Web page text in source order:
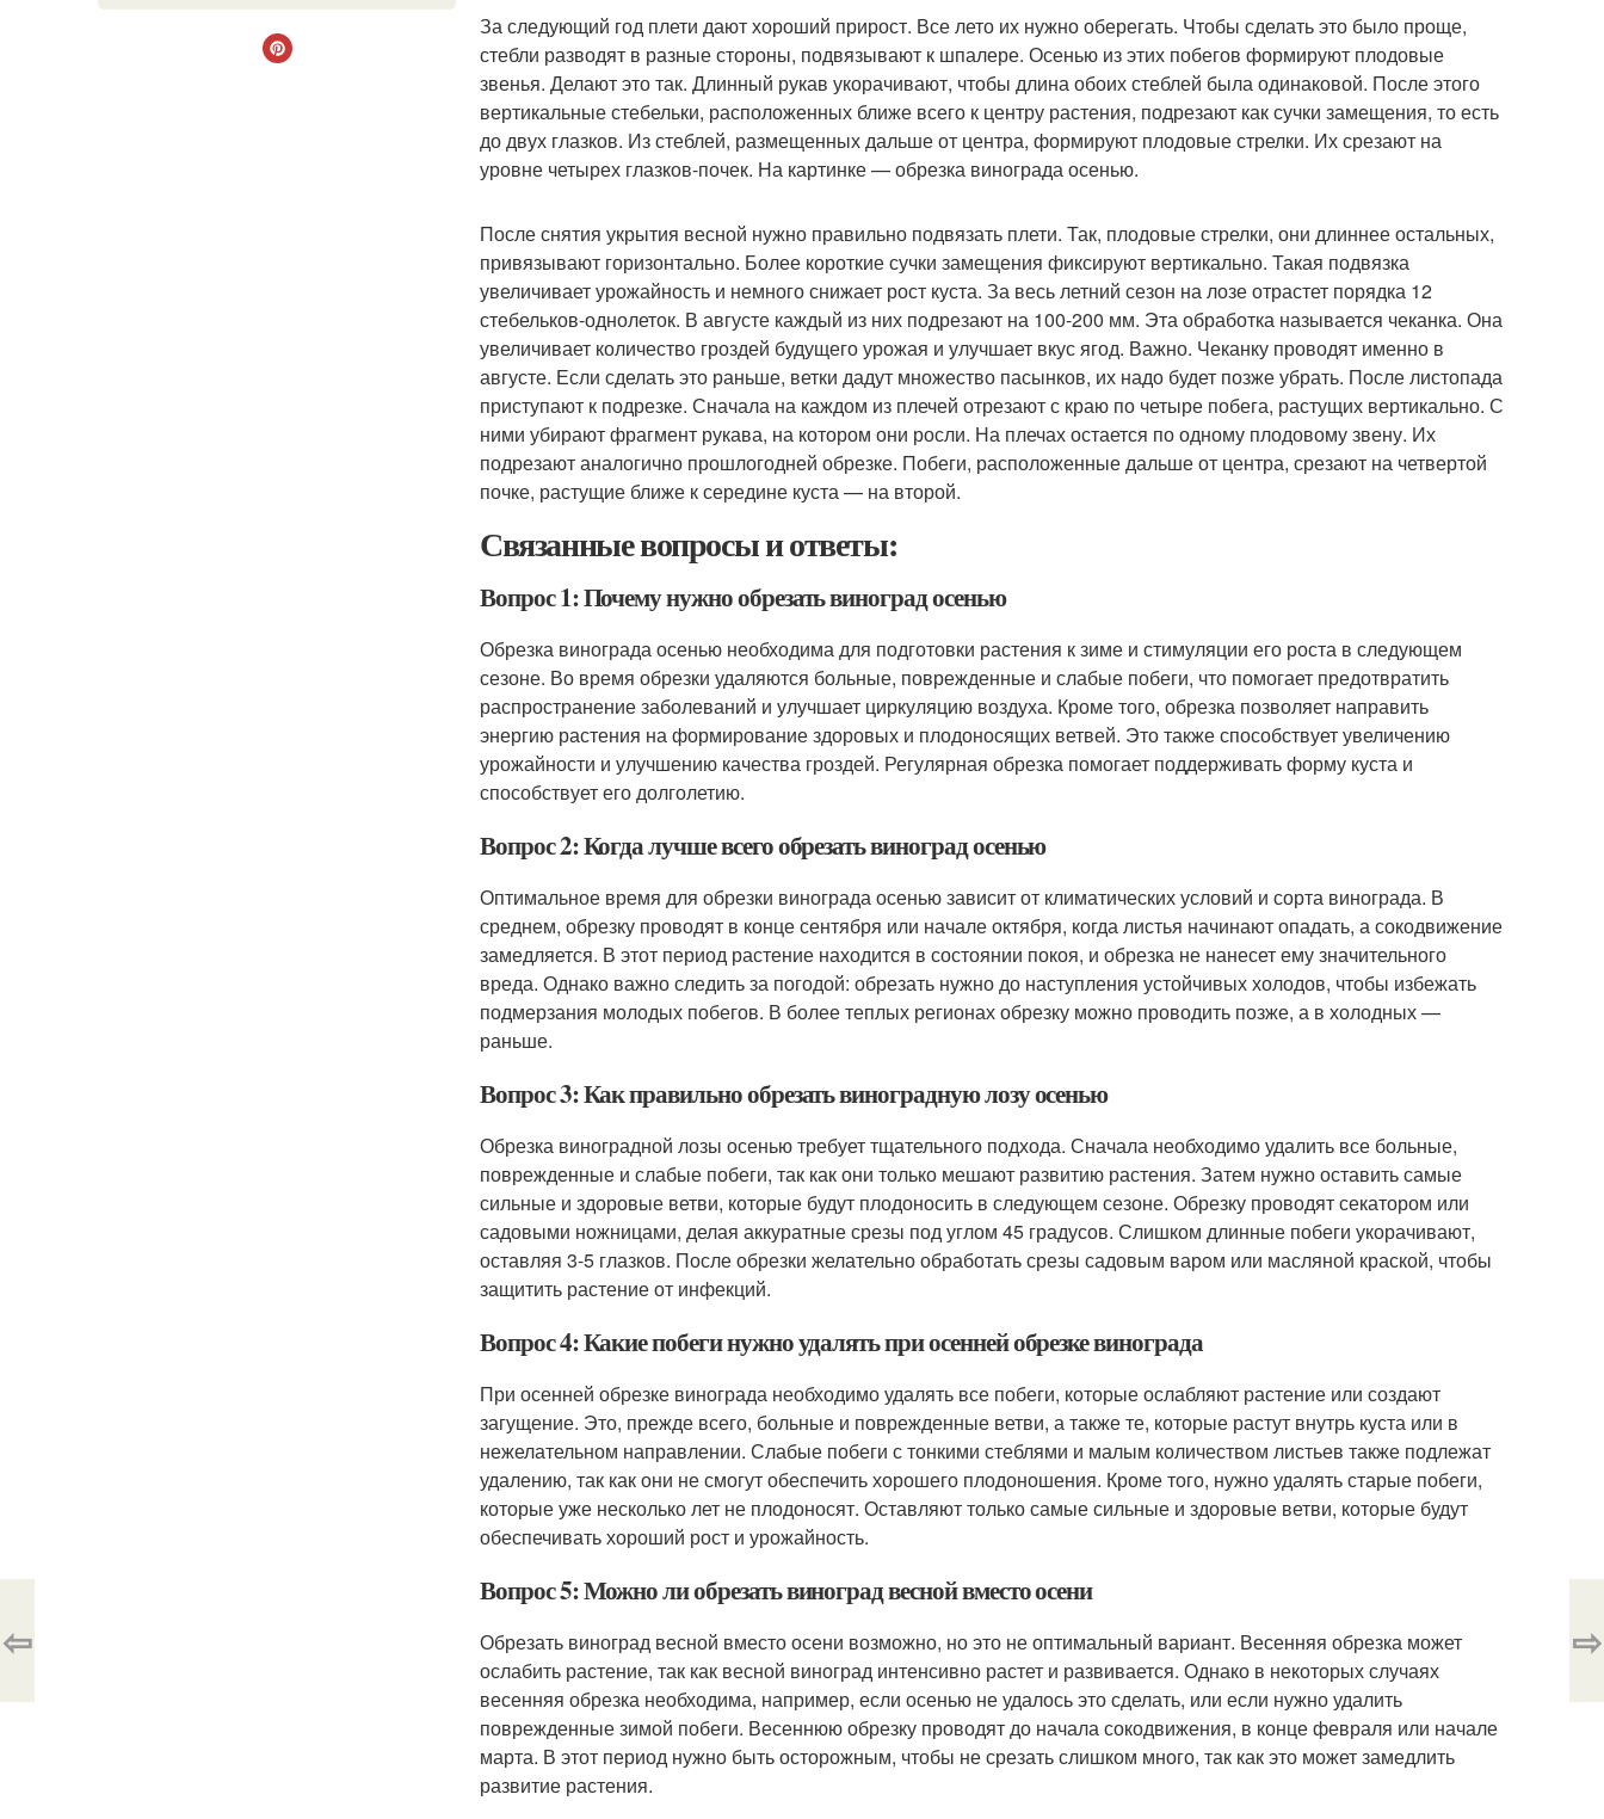
За следующий год плети дают хороший прирост. Все лето их нужно оберегать. Чтобы сделать это было проще,
стебли разводят в разные стороны, подвязывают к шпалере. Осенью из этих побегов формируют плодовые
звенья. Делают это так. Длинный рукав укорачивают, чтобы длина обоих стеблей была одинаковой. После этого
вертикальные стебельки, расположенных ближе всего к центру растения, подрезают как сучки замещения, то есть
до двух глазков. Из стеблей, размещенных дальше от центра, формируют плодовые стрелки. Их срезают на
уровне четырех глазков-почек. На картинке — обрезка винограда осенью.
После снятия укрытия весной нужно правильно подвязать плети. Так, плодовые стрелки, они длиннее остальных,
привязывают горизонтально. Более короткие сучки замещения фиксируют вертикально. Такая подвязка
увеличивает урожайность и немного снижает рост куста. За весь летний сезон на лозе отрастет порядка 12
стебельков-однолеток. В августе каждый из них подрезают на 100-200 мм. Эта обработка называется чеканка. Она
увеличивает количество гроздей будущего урожая и улучшает вкус ягод. Важно. Чеканку проводят именно в
августе. Если сделать это раньше, ветки дадут множество пасынков, их надо будет позже убрать. После листопада
приступают к подрезке. Сначала на каждом из плечей отрезают с краю по четыре побега, растущих вертикально. С
ними убирают фрагмент рукава, на котором они росли. На плечах остается по одному плодовому звену. Их
подрезают аналогично прошлогодней обрезке. Побеги, расположенные дальше от центра, срезают на четвертой
почке, растущие ближе к середине куста — на второй.
Связанные вопросы и ответы:
Вопрос 1: Почему нужно обрезать виноград осенью
Обрезка винограда осенью необходима для подготовки растения к зиме и стимуляции его роста в следующем
сезоне. Во время обрезки удаляются больные, поврежденные и слабые побеги, что помогает предотвратить
распространение заболеваний и улучшает циркуляцию воздуха. Кроме того, обрезка позволяет направить
энергию растения на формирование здоровых и плодоносящих ветвей. Это также способствует увеличению
урожайности и улучшению качества гроздей. Регулярная обрезка помогает поддерживать форму куста и
способствует его долголетию.
Вопрос 2: Когда лучше всего обрезать виноград осенью
Оптимальное время для обрезки винограда осенью зависит от климатических условий и сорта винограда. В
среднем, обрезку проводят в конце сентября или начале октября, когда листья начинают опадать, а сокодвижение
замедляется. В этот период растение находится в состоянии покоя, и обрезка не нанесет ему значительного
вреда. Однако важно следить за погодой: обрезать нужно до наступления устойчивых холодов, чтобы избежать
подмерзания молодых побегов. В более теплых регионах обрезку можно проводить позже, а в холодных —
раньше.
Вопрос 3: Как правильно обрезать виноградную лозу осенью
Обрезка виноградной лозы осенью требует тщательного подхода. Сначала необходимо удалить все больные,
поврежденные и слабые побеги, так как они только мешают развитию растения. Затем нужно оставить самые
сильные и здоровые ветви, которые будут плодоносить в следующем сезоне. Обрезку проводят секатором или
садовыми ножницами, делая аккуратные срезы под углом 45 градусов. Слишком длинные побеги укорачивают,
оставляя 3-5 глазков. После обрезки желательно обработать срезы садовым варом или масляной краской, чтобы
защитить растение от инфекций.
Вопрос 4: Какие побеги нужно удалять при осенней обрезке винограда
При осенней обрезке винограда необходимо удалять все побеги, которые ослабляют растение или создают
загущение. Это, прежде всего, больные и поврежденные ветви, а также те, которые растут внутрь куста или в
нежелательном направлении. Слабые побеги с тонкими стеблями и малым количеством листьев также подлежат
удалению, так как они не смогут обеспечить хорошего плодоношения. Кроме того, нужно удалять старые побеги,
которые уже несколько лет не плодоносят. Оставляют только самые сильные и здоровые ветви, которые будут
обеспечивать хороший рост и урожайность.
Вопрос 5: Можно ли обрезать виноград весной вместо осени
Обрезать виноград весной вместо осени возможно, но это не оптимальный вариант. Весенняя обрезка может
ослабить растение, так как весной виноград интенсивно растет и развивается. Однако в некоторых случаях
весенняя обрезка необходима, например, если осенью не удалось это сделать, или если нужно удалить
поврежденные зимой побеги. Весеннюю обрезку проводят до начала сокодвижения, в конце февраля или начале
марта. В этот период нужно быть осторожным, чтобы не срезать слишком много, так как это может замедлить
развитие растения.
⇦ ⇨